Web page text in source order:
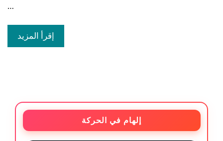
…
إقرأ المزيد
إلهام في الحركة